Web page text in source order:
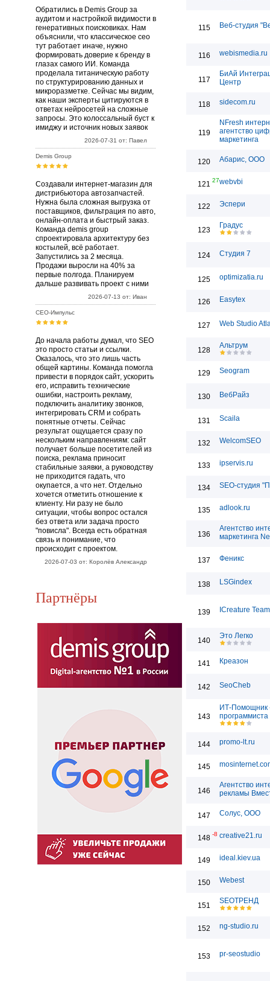
Обратились в Demis Group за
аудитом и настройкой видимости в
генеративных поисковиках. Нам
объяснили, что классическое сео
тут работает иначе, нужно
формировать доверие к бренду в
глазах самого ИИ. Команда
проделала титаническую работу
по структурированию данных и
микроразметке. Сейчас мы видим,
как наши эксперты цитируются в
ответах нейросетей на сложные
запросы. Это колоссальный буст к
имиджу и источник новых заявок
2026-07-31 от: Павел
Demis Group
Создавали интернет-магазин для
дистрибьютора автозапчастей.
Нужна была сложная выгрузка от
поставщиков, фильтрация по авто,
онлайн-оплата и быстрый заказ.
Команда demis group
спроектировала архитектуру без
костылей, всё работает.
Запустились за 2 месяца.
Продажи выросли на 40% за
первые полгода. Планируем
дальше развивать проект с ними
2026-07-13 от: Иван
СЕО-Импульс
До начала работы думал, что SEO
это просто статьи и ссылки.
Оказалось, что это лишь часть
общей картины. Команда помогла
привести в порядок сайт, ускорить
его, исправить технические
ошибки, настроить рекламу,
подключить аналитику звонков,
интегрировать CRM и собрать
понятные отчеты. Сейчас
результат ощущается сразу по
нескольким направлениям: сайт
получает больше посетителей из
поиска, реклама приносит
стабильные заявки, а руководству
не приходится гадать, что
окупается, а что нет. Отдельно
хочется отметить отношение к
клиенту. Ни разу не было
ситуации, чтобы вопрос остался
без ответа или задача просто
"повисла". Всегда есть обратная
связь и понимание, что
происходит с проектом.
2026-07-03 от: Королёв Александр
Партнёры
115 Веб-студия
116 webismedia.ru
117
БиАй
Центр
118 sidecom.ru
119
NFresh
агентство
маркетинга
120 Абарис, ООО
121 27webvbi
122 Эспери
123
Градус
124 Студия 7
125 optimizatia.ru
126 Easytex
127 Web Studio
128
Альтрум
129 Seogram
130 ВебРайз
131 Scaila
132 WelcomSEO
133 ipservis.ru
134 SEO-студия
135 adlook.ru
136
Агентство
маркетинга
137 Феникс
138 LSGindex
139 ICreature Team
140
Это Легко
141 Креазон
142 SeoCheb
143
ИТ-Помощник
программиста
144 promo-lt.ru
145
146
Агентство
рекламы
147 Солус, ООО
148 -8 creative21.ru
149 ideal.kiev.ua
150 Webest
151
SEOТРЕНД
152 ng-studio.ru
153 pr-seostudio